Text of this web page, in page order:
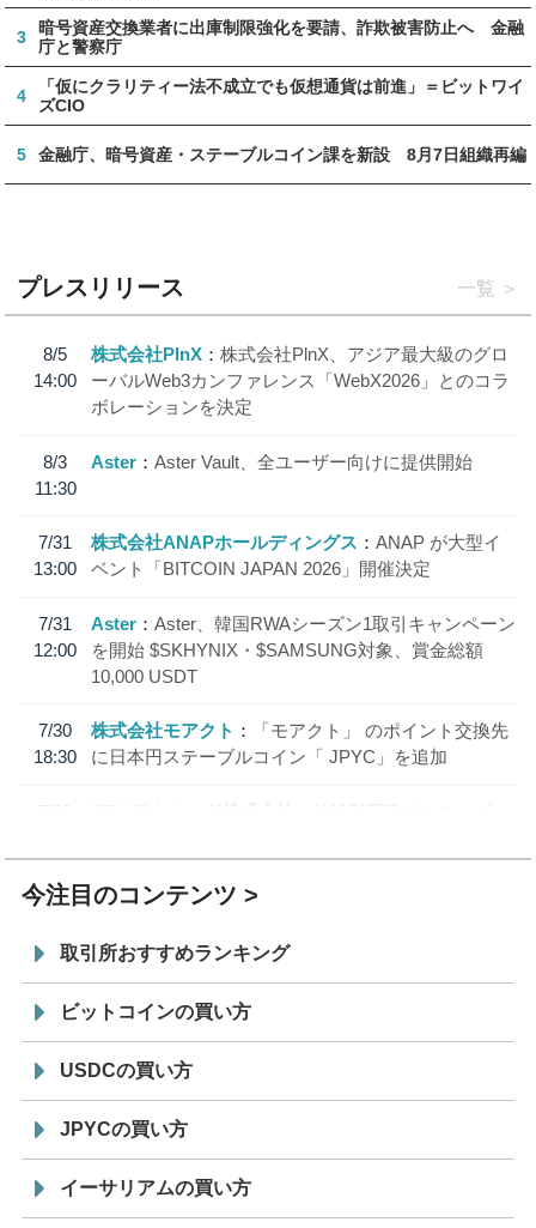
3
暗号資産交換業者に出庫制限強化を要請、詐欺被害防止へ 金融
庁と警察庁
4
「仮にクラリティー法不成立でも仮想通貨は前進」＝ビットワイ
ズCIO
5 金融庁、暗号資産・ステーブルコイン課を新設 8月7日組織再編
プレスリリース 一覧
8/5
14:00
株式会社PlnX
株式会社PlnX、アジア最大級のグロ
ーバルWeb3カンファレンス「WebX2026」とのコラ
ボレーションを決定
8/3
11:30
Aster Aster Vault、全ユーザー向けに提供開始
7/31
13:00
株式会社ANAPホールディングス
ANAP が大型イ
ベント「BITCOIN JAPAN 2026」開催決定
7/31
12:00
Aster
Aster、韓国RWAシーズン1取引キャンペーン
を開始 $SKHYNIX・$SAMSUNG対象、賞金総額
10,000 USDT
7/30
18:30
株式会社モアクト
「モアクト」 のポイント交換先
に日本円ステーブルコイン「 JPYC」を追加
7/29
SBI VCトレード株式会社
信託型円建てステーブル
今注目のコンテンツ
取引所おすすめランキング
ビットコインの買い方
USDCの買い方
JPYCの買い方
イーサリアムの買い方